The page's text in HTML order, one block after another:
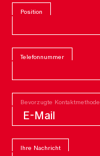
Position
Telefonnummer
Bevorzugte Kontaktmethode
Ihre Nachricht